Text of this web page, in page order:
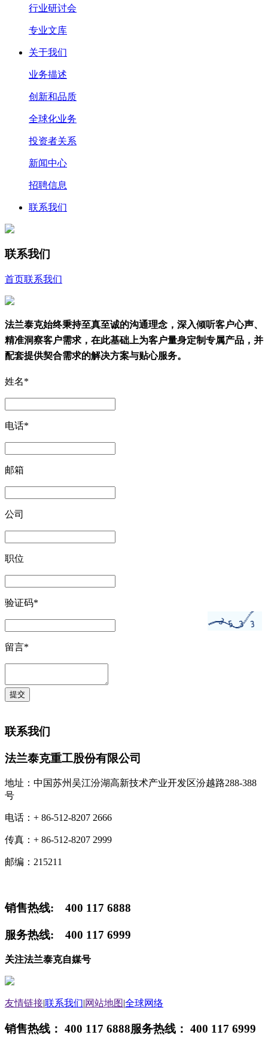
行业研讨会
专业文库
关于我们
业务描述
创新和品质
全球化业务
投资者关系
新闻中心
招聘信息
联系我们
联系我们
首页联系我们
法兰泰克始终秉持至真至诚的沟通理念，深入倾听客户心声、
精准洞察客户需求，在此基础上为客户量身定制专属产品，并
配套提供契合需求的解决方案与贴心服务。
姓名*
电话*
邮箱
公司
职位
验证码*
留言*
联系我们
法兰泰克重工股份有限公司
地址： 中国苏州吴江汾湖高新技术产业开发区汾越路288-388
号
电话： + 86-512-8207 2666
传真： + 86-512-8207 2999
邮编： 215211
销售热线: 400 117 6888
服务热线: 400 117 6999
关注法兰泰克自媒号
友情链接|联系我们|网站地图 |全球网络
销售热线： 400 117 6888服务热线： 400 117 6999